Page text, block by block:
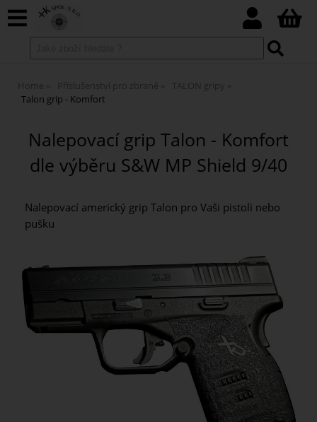
Home Příslušenství pro zbraně
TALON gripy
Talon grip - Komfort
Nalepovací grip Talon - Komfort
dle výběru S&W MP Shield 9/40
Nalepovací americký grip Talon pro Vaši pistoli nebo
pušku